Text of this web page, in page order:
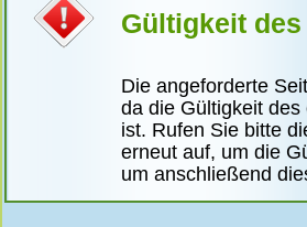
Gültigkeit
Die angeforderte
da die Gültigkeit
ist. Rufen Sie bitte
erneut auf, um die
um anschließend